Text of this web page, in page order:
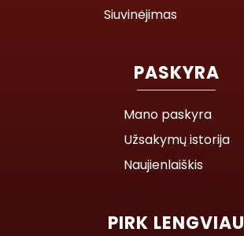
Siuvinėjimas
PASKYRA
Mano paskyra
Užsakymų istorija
Naujienlaiškis
PIRK LENGVIAU